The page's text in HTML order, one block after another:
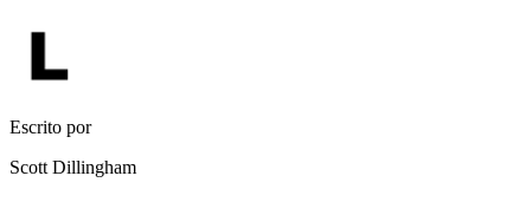
Escrito por
Scott Dillingham